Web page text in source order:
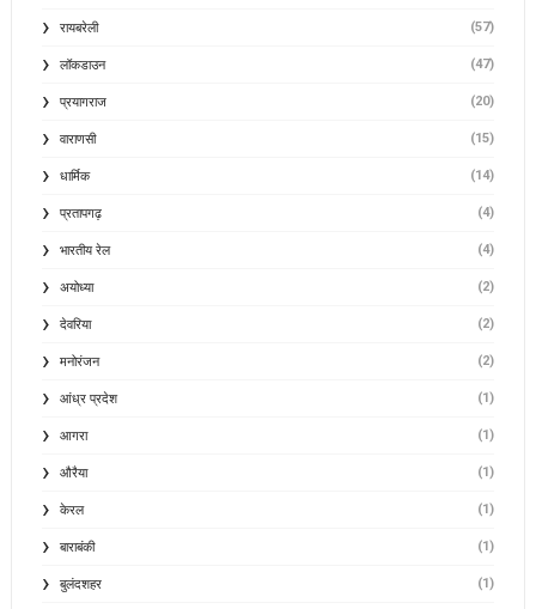
रायबरेली (57)
लॉकडाउन (47)
प्रयागराज (20)
वाराणसी (15)
धार्मिक (14)
प्रतापगढ़ (4)
भारतीय रेल (4)
अयोध्या (2)
देवरिया (2)
मनोरंजन (2)
आंध्र प्रदेश (1)
आगरा (1)
औरैया (1)
केरल (1)
बाराबंकी (1)
बुलंदशहर (1)